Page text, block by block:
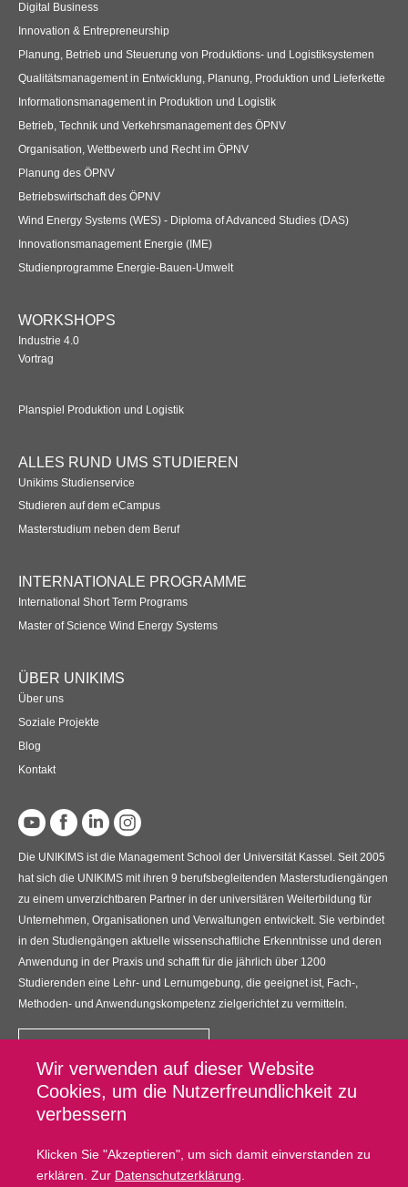
Digital Business
Innovation & Entrepreneurship
Planung, Betrieb und Steuerung von Produktions- und Logistiksystemen
Qualitätsmanagement in Entwicklung, Planung, Produktion und Lieferkette
Informationsmanagement in Produktion und Logistik
Betrieb, Technik und Verkehrsmanagement des ÖPNV
Organisation, Wettbewerb und Recht im ÖPNV
Planung des ÖPNV
Betriebswirtschaft des ÖPNV
Wind Energy Systems (WES) - Diploma of Advanced Studies (DAS)
Innovationsmanagement Energie (IME)
Studienprogramme Energie-Bauen-Umwelt
WORKSHOPS
Industrie 4.0
Vortrag
Planspiel Produktion und Logistik
ALLES RUND UMS STUDIEREN
Unikims Studienservice
Studieren auf dem eCampus
Masterstudium neben dem Beruf
INTERNATIONALE PROGRAMME
International Short Term Programs
Master of Science Wind Energy Systems
ÜBER UNIKIMS
Über uns
Soziale Projekte
Blog
Kontakt
Die UNIKIMS ist die Management School der Universität Kassel. Seit 2005
hat sich die UNIKIMS mit ihren 9 berufsbegleitenden Masterstudiengängen
zu einem unverzichtbaren Partner in der universitären Weiterbildung für
Unternehmen, Organisationen und Verwaltungen entwickelt. Sie verbindet
in den Studiengängen aktuelle wissenschaftliche Erkenntnisse und deren
Anwendung in der Praxis und schafft für die jährlich über 1200
Studierenden eine Lehr- und Lernumgebung, die geeignet ist, Fach-,
Methoden- und Anwendungskompetenz zielgerichtet zu vermitteln.
UNIKIMS GmbH
Universitätsplatz 12, 34127 Kassel
Fußzeilenmenü
Datenschutz
Impressum
Wir verwenden auf dieser Website
Cookies, um die Nutzerfreundlichkeit zu
verbessern
Klicken Sie "Akzeptieren", um sich damit einverstanden zu
erklären. Zur Datenschutzerklärung